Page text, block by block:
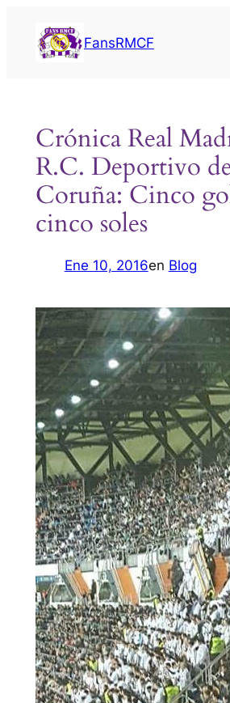
contenido
FansRMCF
Crónica Real
R.C. Deportivo
Coruña: Cinco
cinco soles
Ene 10, 2016en Blog